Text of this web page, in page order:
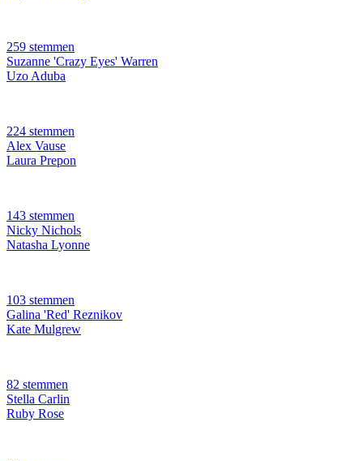
259 stemmen
Suzanne 'Crazy Eyes' Warren
Uzo Aduba
224 stemmen
Alex Vause
Laura Prepon
143 stemmen
Nicky Nichols
Natasha Lyonne
103 stemmen
Galina 'Red' Reznikov
Kate Mulgrew
82 stemmen
Stella Carlin
Ruby Rose